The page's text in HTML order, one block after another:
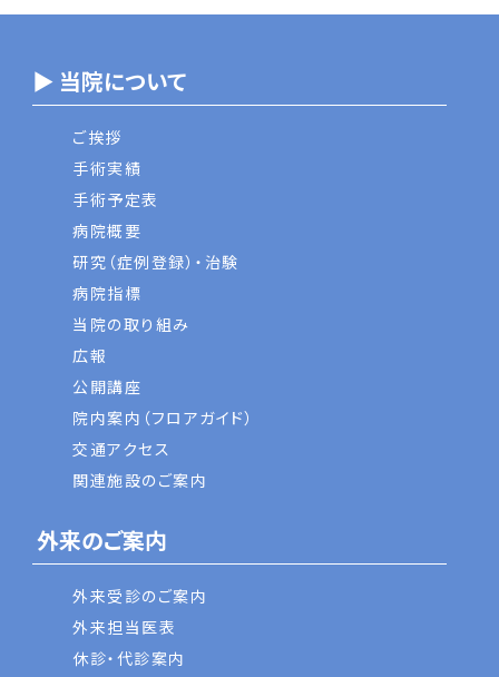
▶ 当院について
ご挨拶
手術実績
手術予定表
病院概要
研究（症例登録）・治験
病院指標
当院の取り組み
広報
公開講座
院内案内（フロアガイド）
交通アクセス
関連施設のご案内
外来のご案内
外来受診のご案内
外来担当医表
休診・代診案内